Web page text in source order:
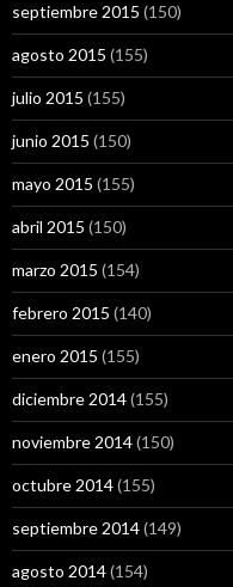
septiembre 2015 (150)
agosto 2015 (155)
julio 2015 (155)
junio 2015 (150)
mayo 2015 (155)
abril 2015 (150)
marzo 2015 (154)
febrero 2015 (140)
enero 2015 (155)
diciembre 2014(155)
noviembre 2014(150)
octubre 2014(155)
septiembre 2014(149)
agosto 2014(154)